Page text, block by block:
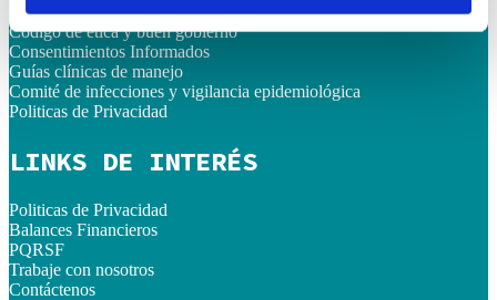
Código de ética y buen gobierno
Consentimientos Informados
Guías clínicas de manejo
Comité de infecciones y vigilancia epidemiológica
Politicas de Privacidad
LINKS DE INTERÉS
Politicas de Privacidad
Balances Financieros
PQRSF
Trabaje con nosotros
Contáctenos